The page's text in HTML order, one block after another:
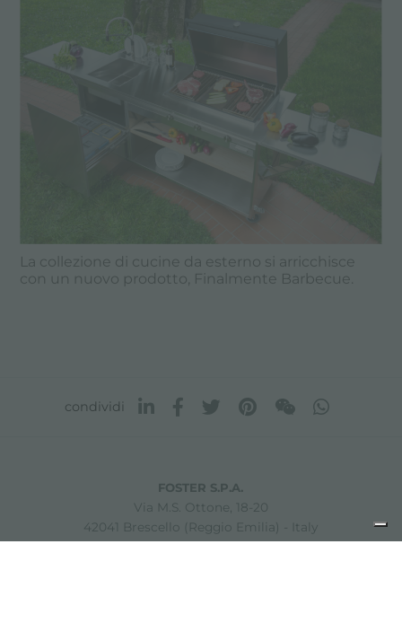
La collezione di cucine da esterno si arricchisce
con un nuovo prodotto, Finalmente Barbecue.
condividi
FOSTER S.P.A.
Via M.S. Ottone, 18-20
42041 Brescello (Reggio Emilia) - Italy